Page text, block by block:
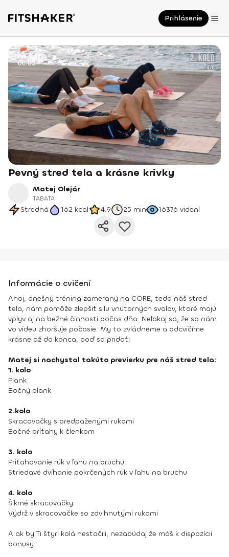
Prihlásenie
Pevný stred tela a krásne krivky
Matej Olejár
TABATA
Stredná 162 kcal 4.9 25 min 16376 videní
Informácie o cvičení
Ahoj, dnešný tréning zameraný na CORE, teda náš stred
tela, nám pomôže zlepšiť silu vnútorných svalov, ktoré majú
vplyv aj na bežné činnosti počas dňa. Neľakaj sa, že sa nám
vo videu zhoršuje počasie. My to zvládneme a odcvičíme
krásne až do konca, poď sa pridať!
Matej si nachystal takúto previerku pre náš stred tela:
1. kolo
Plank
Bočný plank
2.kolo
Skracovačky s predpaženými rukami
Bočné príťahy k členkom
3. kolo
Priťahovanie rúk v ľahu na bruchu
Striedavé dvíhanie pokrčených rúk v ľahu na bruchu
4. kolo
Šikmé skracovačky
Výdrž v skracovačke so zdvihnutými rukami
A ak by Ti štyri kolá nestačili, nezabúdaj že máš k dispozícii
bonusy.